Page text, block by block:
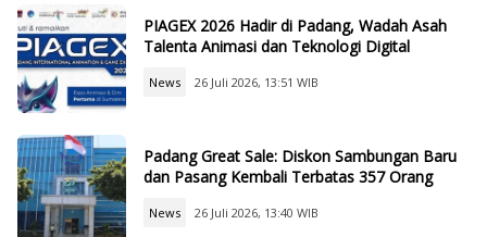
PIAGEX 2026 Hadir di Padang, Wadah Asah
Talenta Animasi dan Teknologi Digital
News 26 Juli 2026, 13:51 WIB
Padang Great Sale: Diskon Sambungan Baru
dan Pasang Kembali Terbatas 357 Orang
News 26 Juli 2026, 13:40 WIB